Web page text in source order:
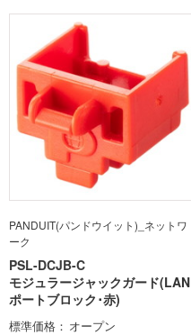
PANDUIT(パンドウイット)_ネットワ
ーク
PSL-DCJB-C
モジュラージャックガード(LAN
ポートブロック･赤)
標準価格
オープン